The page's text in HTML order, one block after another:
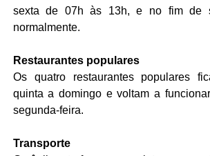
sexta de 07h às 13h, e no fim de
normalmente.
Restaurantes populares
Os quatro restaurantes populares
quinta a domingo e voltam a
segunda-feira.
Transporte